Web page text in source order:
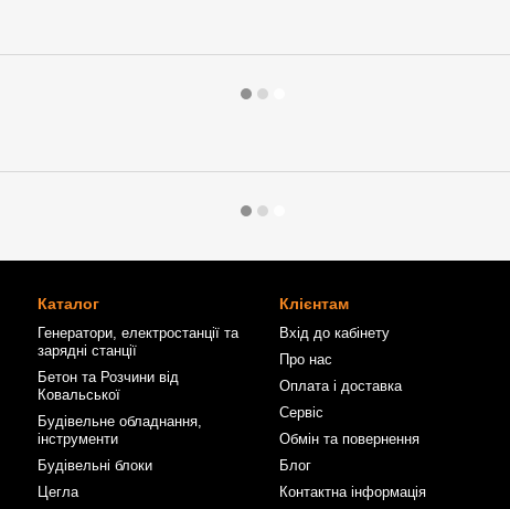
Каталог
Генератори, електростанції та
зарядні станції
Бетон та Розчини від
Ковальської
Будівельне обладнання,
інструменти
Будівельні блоки
Цегла
Клієнтам
Вхід до кабінету
Про нас
Оплата і доставка
Сервіс
Обмін та повернення
Блог
Контактна інформація